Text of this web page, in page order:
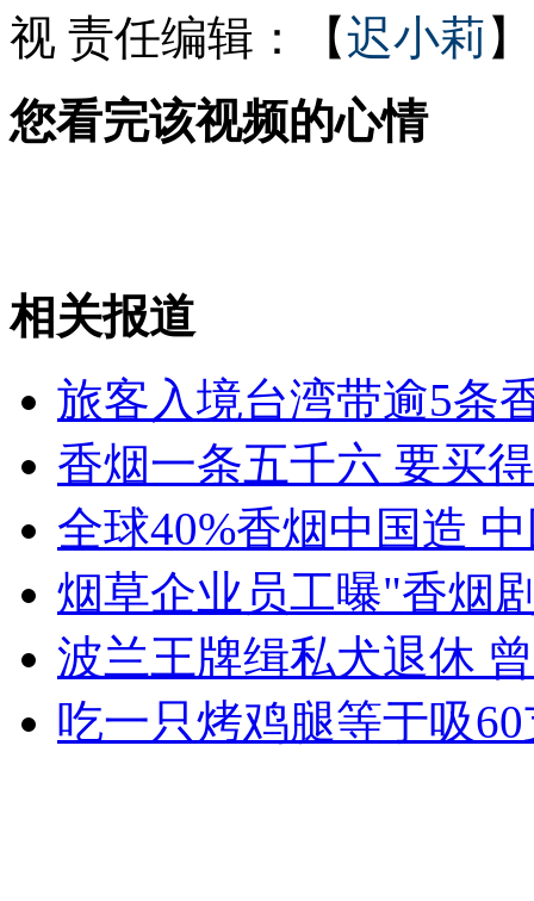
孙菲菲方龄一笑泯恩仇
花旗银行现天价对账单打印费
山西运城恶犬咬伤多人 警民合力深夜将其击毙
女孩北京地铁殴打老人 痛下狠手拳打脚踢
无痛分娩是否安全 医生回应
外交部：反对强权政治霸凌主义
外交部：有关国家言论片面不公正
视 责任编辑：【迟小莉 】
您看完该视频的心情
相关报道
旅客入境台湾带逾5条
香烟一条五千六 要买
全球40%香烟中国造
烟草企业员工曝"香烟
波兰王牌缉私犬退休
吃一只烤鸡腿等于吸